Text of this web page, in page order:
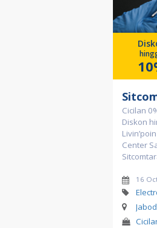
Cicilan
Diskon
Center
16